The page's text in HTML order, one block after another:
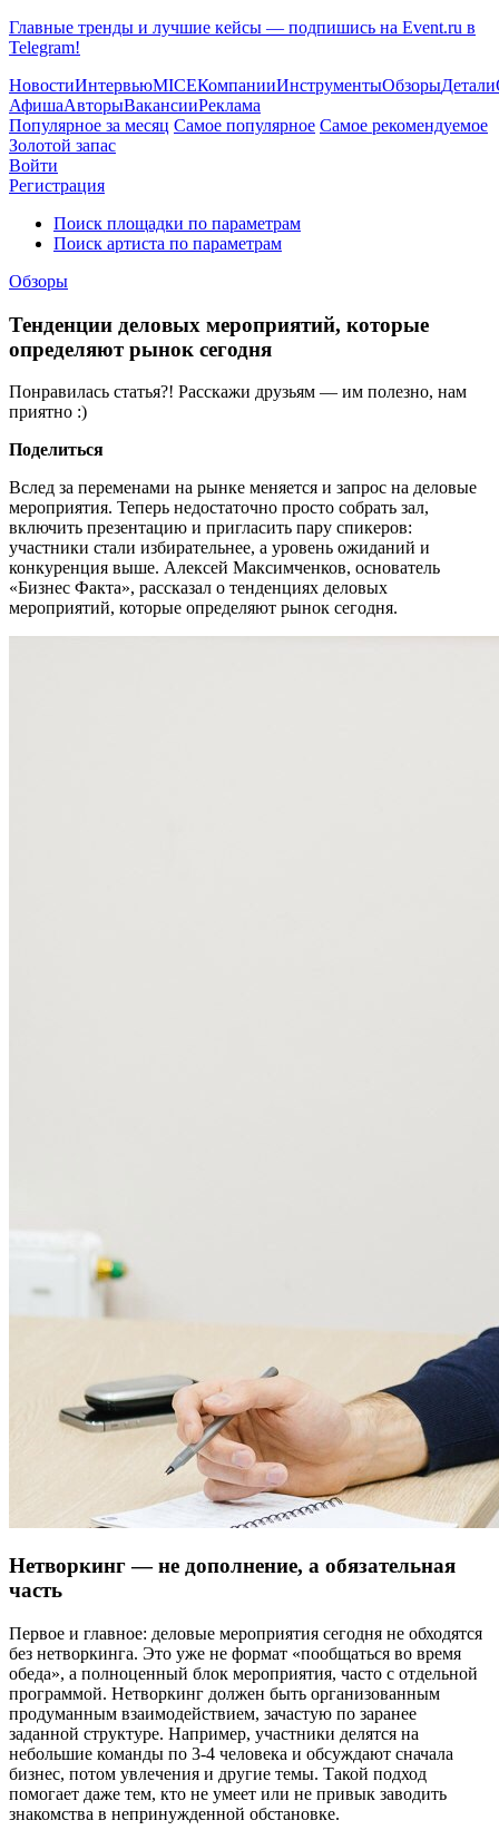
Главные тренды и лучшие кейсы — подпишись на Event.ru в
Telegram!
НовостиИнтервьюMICEКомпанииИнструментыОбзорыДетали
АфишаАвторыВакансииРеклама
Популярное за месяц Самое популярное Самое рекомендуемое
Золотой запас
Войти
Регистрация
Поиск площадки по параметрам
Поиск артиста по параметрам
Обзоры
Тенденции деловых мероприятий, которые
определяют рынок сегодня
Понравилась статья?! Расскажи друзьям — им полезно, нам
приятно :)
Поделиться
Вслед за переменами на рынке меняется и запрос на деловые
мероприятия. Теперь недостаточно просто собрать зал,
включить презентацию и пригласить пару спикеров:
участники стали избирательнее, а уровень ожиданий и
конкуренция выше. Алексей Максимченков, основатель
«Бизнес Факта», рассказал о тенденциях деловых
мероприятий, которые определяют рынок сегодня.
Нетворкинг — не дополнение, а обязательная
часть
Первое и главное: деловые мероприятия сегодня не обходятся
без нетворкинга. Это уже не формат «пообщаться во время
обеда», а полноценный блок мероприятия, часто с отдельной
программой. Нетворкинг должен быть организованным
продуманным взаимодействием, зачастую по заранее
заданной структуре. Например, участники делятся на
небольшие команды по 3-4 человека и обсуждают сначала
бизнес, потом увлечения и другие темы. Такой подход
помогает даже тем, кто не умеет или не привык заводить
знакомства в непринужденной обстановке.